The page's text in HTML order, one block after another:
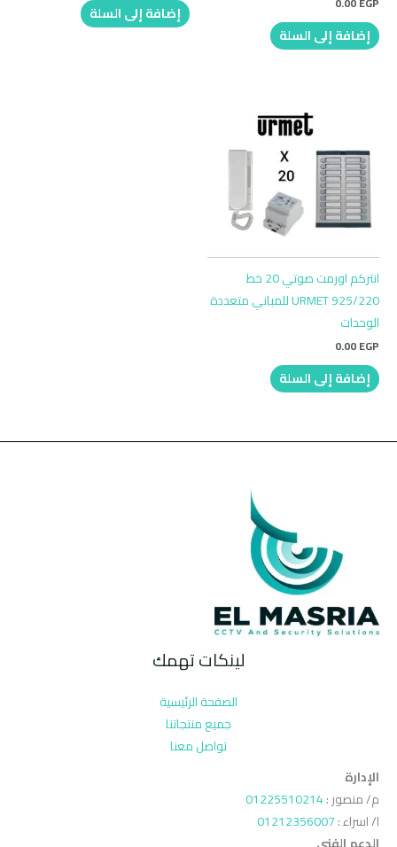
إضافة إلى السلة
إضافة إلى السلة
انتركم اورمت صوتي 20 خط
URMET 925/220 للمباني متعددة
الوحدات
0.00EGP
إضافة إلى السلة
لينكات تهمك
الصفحة الرئيسية
جميع منتجاتنا
تواصل معنا
الإدارة
م/ منصور :01225510214
ا/ اسراء :01212356007